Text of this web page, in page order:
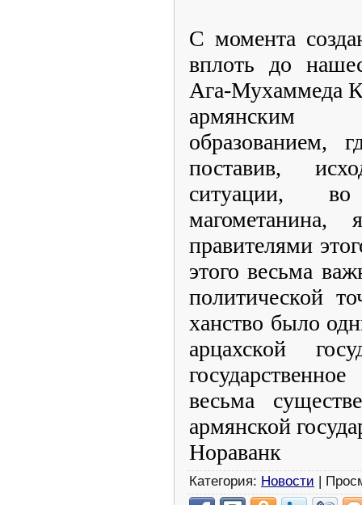
С момента
вплоть до
Ага-Мухаммеда
армянским
образованием,
поставив,
ситуации, во
магометанина,
правителями
этого весьма
политической
ханство было
арцахской
весьма
армянской
Нораванк
Категория: Новости |